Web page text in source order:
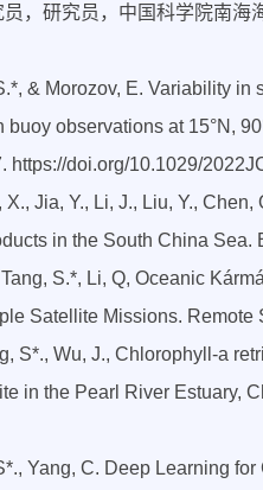
，研究员，中国科学院南海
& Morozov, E. Variability
buoy observations at 15°N,
https://doi.org/10.1029/
X., Jia, Y., Li, J., Liu, Y.,
in the South China
Tang, S.*, Li, Q, Oceanic
Satellite Missions.
S*., Wu, J., Chlorophyll-a
in the Pearl River Estuary,
Yang, C. Deep Learning